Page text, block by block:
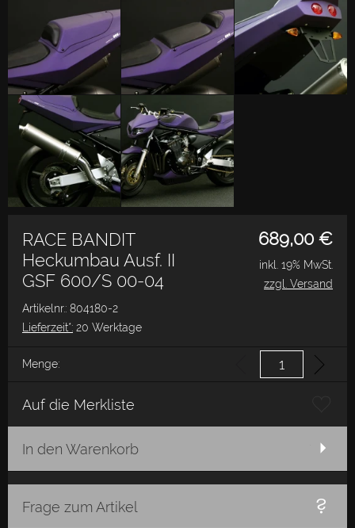
689,00 €
RACE BANDIT
Heckumbau Ausf. II
GSF 600/S 00-04
Artikelnr.: 804180-2
Lieferzeit*: 20 Werktage
inkl. 19% MwSt.
zzgl. Versand
Menge:
Auf die Merkliste
In den Warenkorb
Frage zum Artikel